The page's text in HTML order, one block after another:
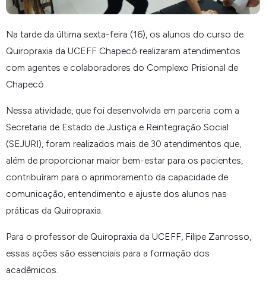
Na tarde da última sexta-feira (16), os alunos do curso de
Quiropraxia da UCEFF Chapecó realizaram atendimentos
com agentes e colaboradores do Complexo Prisional de
Chapecó.
Nessa atividade, que foi desenvolvida em parceria com a
Secretaria de Estado de Justiça e Reintegração Social
(SEJURI), foram realizados mais de 30 atendimentos que,
além de proporcionar maior bem-estar para os pacientes,
contribuíram para o aprimoramento da capacidade de
comunicação, entendimento e ajuste dos alunos nas
práticas da Quiropraxia.
Para o professor de Quiropraxia da UCEFF, Filipe Zanrosso,
essas ações são essenciais para a formação dos
acadêmicos.